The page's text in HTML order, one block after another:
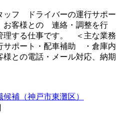
ッフ ドライバーの運行サポー
お客様との 連絡・調整を行
理する仕事です。 ＜主な業務
ポート・配車補助 ・倉庫内
との電話・メール対応、納期
補（神戸市東灘区）